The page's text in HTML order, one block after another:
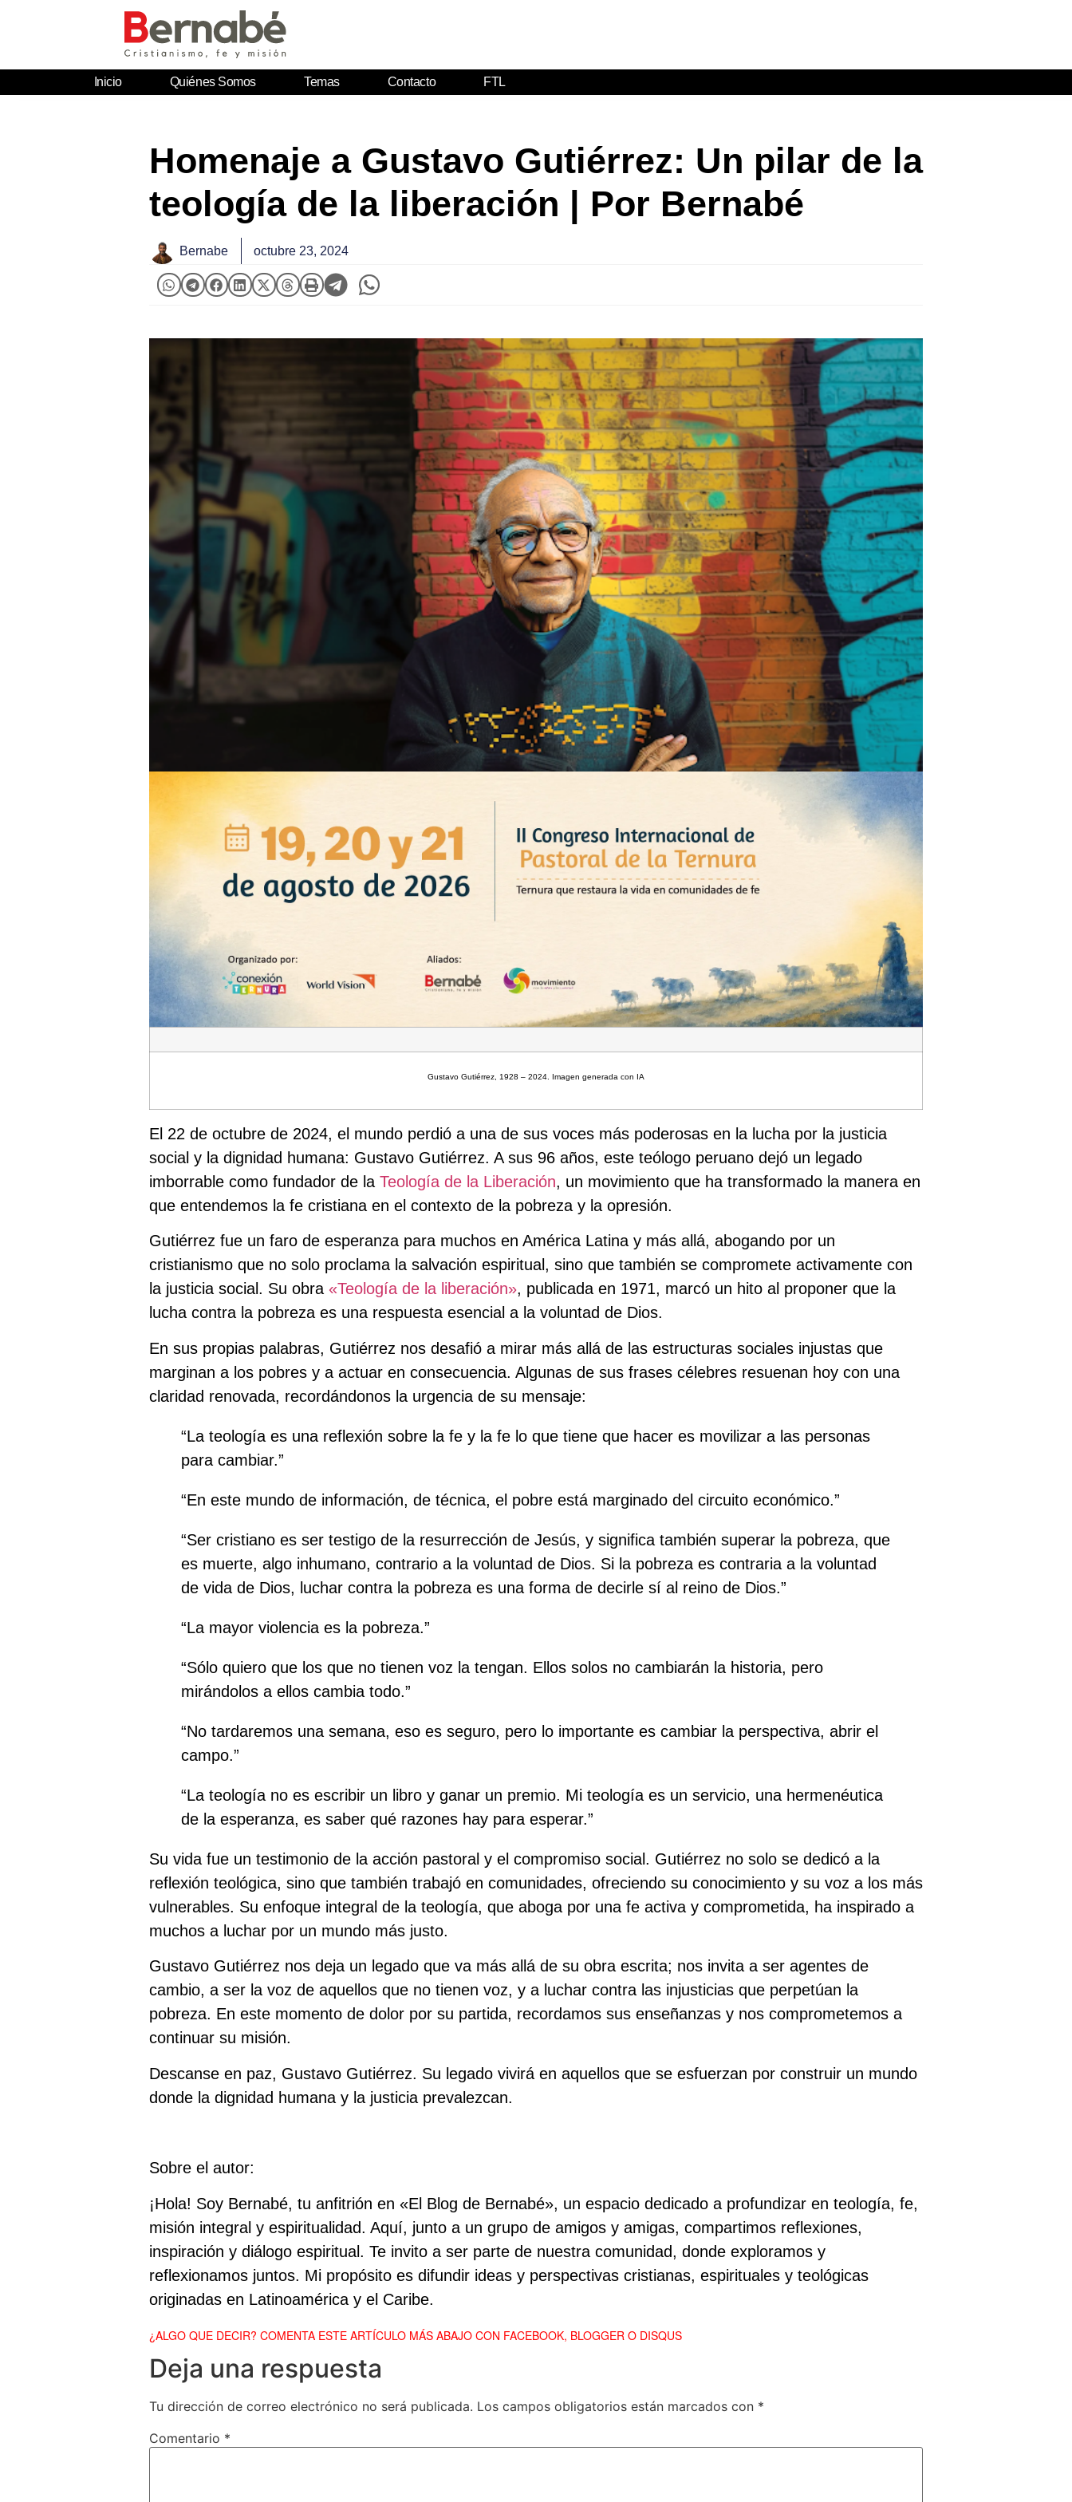
Inicio Quiénes Somos Temas Contacto FTL
Homenaje a Gustavo Gutiérrez: Un pilar de la
teología de la liberación | Por Bernabé
Bernabe octubre 23, 2024
Gustavo Gutiérrez, 1928 – 2024. Imagen generada con IA
El 22 de octubre de 2024, el mundo perdió a una de sus voces más poderosas en la lucha por la justicia
social y la dignidad humana: Gustavo Gutiérrez. A sus 96 años, este teólogo peruano dejó un legado
imborrable como fundador de la Teología de la Liberación, un movimiento que ha transformado la manera en
que entendemos la fe cristiana en el contexto de la pobreza y la opresión.
Gutiérrez fue un faro de esperanza para muchos en América Latina y más allá, abogando por un
cristianismo que no solo proclama la salvación espiritual, sino que también se compromete activamente con
la justicia social. Su obra «Teología de la liberación», publicada en 1971, marcó un hito al proponer que la
lucha contra la pobreza es una respuesta esencial a la voluntad de Dios.
En sus propias palabras, Gutiérrez nos desafió a mirar más allá de las estructuras sociales injustas que
marginan a los pobres y a actuar en consecuencia. Algunas de sus frases célebres resuenan hoy con una
claridad renovada, recordándonos la urgencia de su mensaje:
“La teología es una reflexión sobre la fe y la fe lo que tiene que hacer es movilizar a las personas
para cambiar.”
“En este mundo de información, de técnica, el pobre está marginado del circuito económico.”
“Ser cristiano es ser testigo de la resurrección de Jesús, y significa también superar la pobreza, que
es muerte, algo inhumano, contrario a la voluntad de Dios. Si la pobreza es contraria a la voluntad
de vida de Dios, luchar contra la pobreza es una forma de decirle sí al reino de Dios.”
“La mayor violencia es la pobreza.”
“Sólo quiero que los que no tienen voz la tengan. Ellos solos no cambiarán la historia, pero
mirándolos a ellos cambia todo.”
“No tardaremos una semana, eso es seguro, pero lo importante es cambiar la perspectiva, abrir el
campo.”
“La teología no es escribir un libro y ganar un premio. Mi teología es un servicio, una hermenéutica
de la esperanza, es saber qué razones hay para esperar.”
Su vida fue un testimonio de la acción pastoral y el compromiso social. Gutiérrez no solo se dedicó a la
reflexión teológica, sino que también trabajó en comunidades, ofreciendo su conocimiento y su voz a los más
vulnerables. Su enfoque integral de la teología, que aboga por una fe activa y comprometida, ha inspirado a
muchos a luchar por un mundo más justo.
Gustavo Gutiérrez nos deja un legado que va más allá de su obra escrita; nos invita a ser agentes de
cambio, a ser la voz de aquellos que no tienen voz, y a luchar contra las injusticias que perpetúan la
pobreza. En este momento de dolor por su partida, recordamos sus enseñanzas y nos comprometemos a
continuar su misión.
Descanse en paz, Gustavo Gutiérrez. Su legado vivirá en aquellos que se esfuerzan por construir un mundo
donde la dignidad humana y la justicia prevalezcan.
Sobre el autor:
¡Hola! Soy Bernabé, tu anfitrión en «El Blog de Bernabé», un espacio dedicado a profundizar en teología, fe,
misión integral y espiritualidad. Aquí, junto a un grupo de amigos y amigas, compartimos reflexiones,
inspiración y diálogo espiritual. Te invito a ser parte de nuestra comunidad, donde exploramos y
reflexionamos juntos. Mi propósito es difundir ideas y perspectivas cristianas, espirituales y teológicas
originadas en Latinoamérica y el Caribe.
¿ALGO QUE DECIR? COMENTA ESTE ARTÍCULO MÁS ABAJO CON FACEBOOK, BLOGGER O DISQUS
Deja una respuesta
Tu dirección de correo electrónico no será publicada. Los campos obligatorios están marcados con *
Comentario *